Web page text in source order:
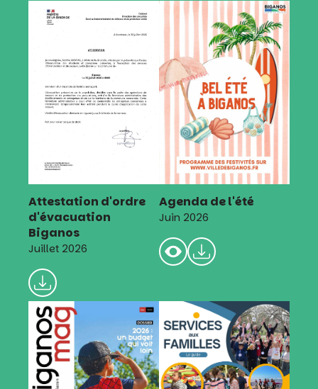
Attestation d'ordre
d'évacuation
Biganos
Juillet 2026
Agenda de l'été
Juin 2026